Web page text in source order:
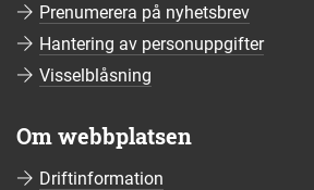
Prenumerera på nyhetsbrev
Hantering av personuppgifter
Visselblåsning
Om webbplatsen
Driftinformation